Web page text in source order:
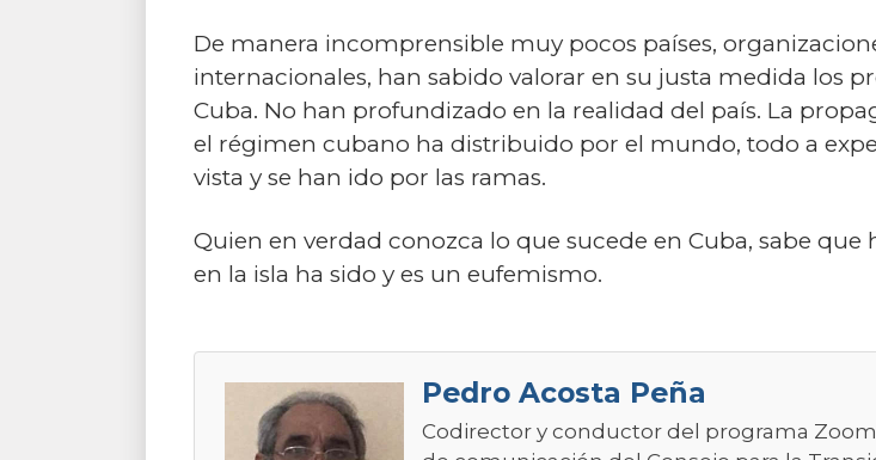
De manera incomprensible muy pocos países,
internacionales, han sabido valorar en su justa medida los
Cuba. No han profundizado en la realidad del país. La
el régimen cubano ha distribuido por el mundo, todo a
vista y se han ido por las ramas.
Quien en verdad conozca lo que sucede en Cuba, sabe
en la isla ha sido y es un eufemismo.
Pedro Acosta Peña
Codirector y conductor del programa